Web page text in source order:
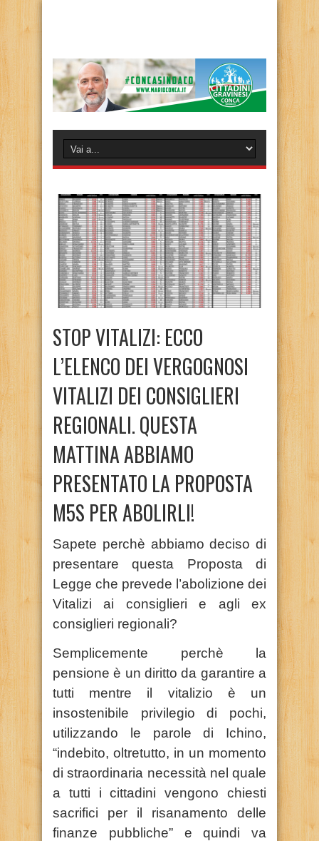
STOP VITALIZI: ECCO
L’ELENCO DEI VERGOGNOSI
VITALIZI DEI CONSIGLIERI
REGIONALI. QUESTA
MATTINA ABBIAMO
PRESENTATO LA PROPOSTA
M5S PER ABOLIRLI!
Sapete perchè abbiamo deciso di
presentare questa Proposta di
Legge che prevede l’abolizione dei
Vitalizi ai consiglieri e agli ex
consiglieri regionali?
Semplicemente perchè la
pensione è un diritto da garantire a
tutti mentre il vitalizio è un
insostenibile privilegio di pochi,
utilizzando le parole di Ichino,
“indebito, oltretutto, in un momento
di straordinaria necessità nel quale
a tutti i cittadini vengono chiesti
sacrifici per il risanamento delle
finanze pubbliche” e quindi va